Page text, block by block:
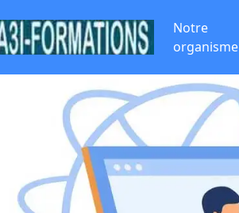
Notre
organisme